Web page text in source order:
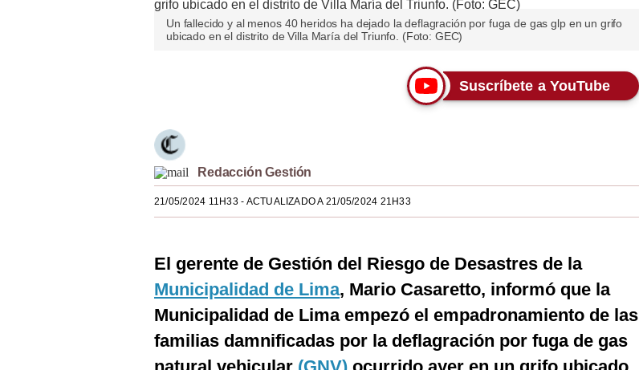
Un fallecido y al menos 40 heridos ha dejado la deflagración por fuga de gas glp en un grifo
ubicado en el distrito de Villa María del Triunfo. (Foto: GEC)
Suscríbete a YouTube
Redacción Gestión
21/05/2024 11H33- ACTUALIZADO A 21/05/2024 21H33
El gerente de Gestión del Riesgo de Desastres de la
Municipalidad de Lima, Mario Casaretto, informó que la
Municipalidad de Lima empezó el empadronamiento de las
familias damnificadas por la deflagración por fuga de gas